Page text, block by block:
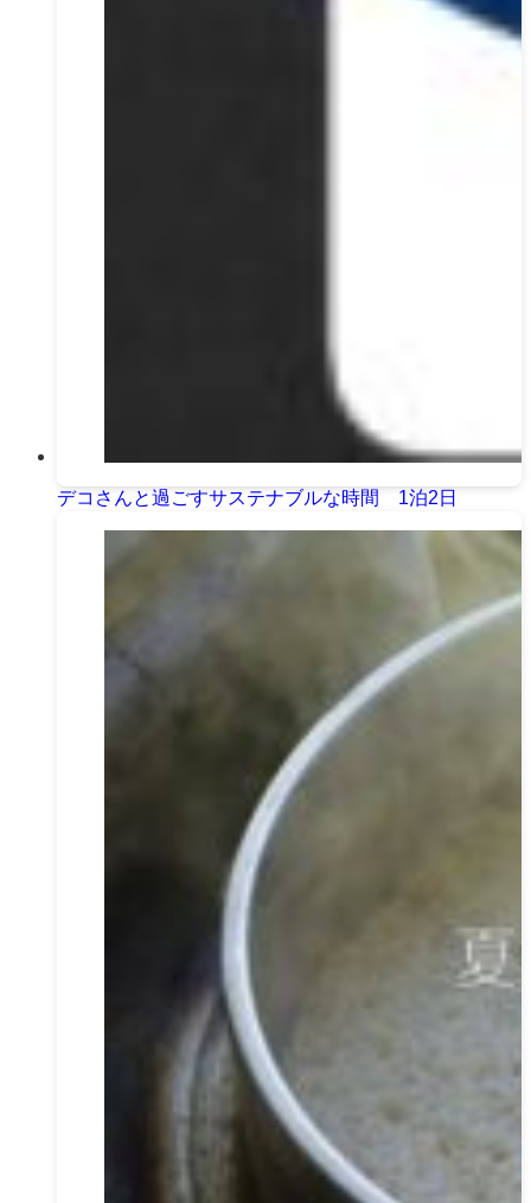
デコさんと過ごすサステナブルな時間 1泊2日